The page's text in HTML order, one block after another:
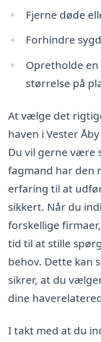
Fjerne døde
Forhindre
Opretholde
størrelse på
At vælge det
haven i Vester
Du vil gerne være
fagmand har den
erfaring til at
sikkert. Når du
forskellige
tid til at stille
behov. Dette kan
sikrer, at du
dine
I takt med at du